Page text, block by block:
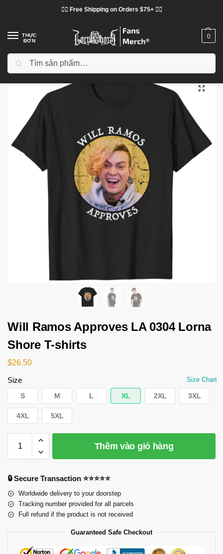
❤️‍🔥 Free Shipping on Orders $75+ ❤️‍🔥
THỰC
ĐƠN
0
Trang chủ / Cửa hàng / Lorna Shore vải
Will Ramos Approves LA 0304 Lorna
Shore T-shirts
$26.50
Size Size Chart
S M L XL 2XL 3XL
4XL 5XL
Thêm vào giỏ hàng
🔒 Secure Transaction ⭐⭐⭐⭐⭐
Worldwide delivery to your doorstep
Tracking number provided for all parcels
Full refund if the product is not received
Guaranteed Safe Checkout